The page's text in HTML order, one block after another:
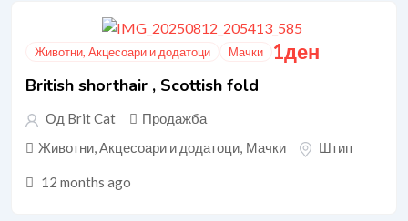
Животни, Акцесоари и додатоци Мачки 1ден
British shorthair , Scottish fold
Од Brit Cat
Продажба
Животни, Акцесоари и додатоци, Мачки Штип
12 months ago